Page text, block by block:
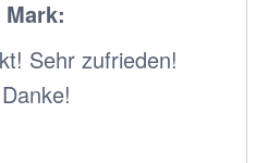
Mark:
Sehr zufrieden!
Danke!